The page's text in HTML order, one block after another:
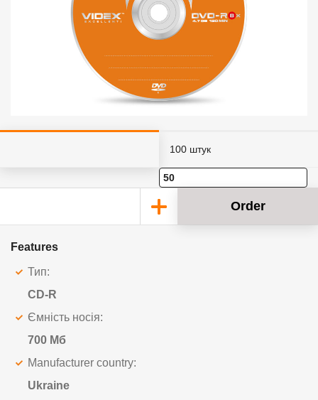
100 штук
Order
Features
Тип:
CD-R
Ємність носія:
700 Мб
Manufacturer country:
Ukraine